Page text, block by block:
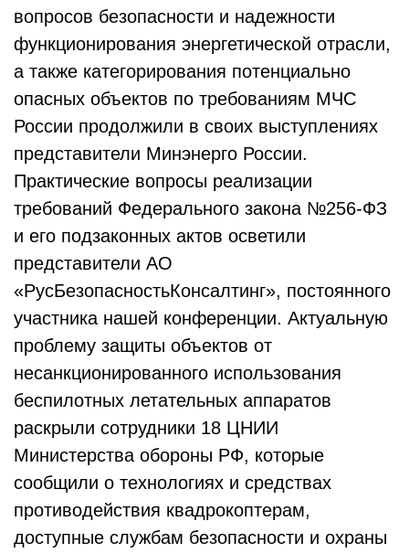
вопросов безопасности и надежности
функционирования энергетической отрасли,
а также категорирования потенциально
опасных объектов по требованиям МЧС
России продолжили в своих выступлениях
представители Минэнерго России.
Практические вопросы реализации
требований Федерального закона №256-ФЗ
и его подзаконных актов осветили
представители АО
«РусБезопасностьКонсалтинг», постоянного
участника нашей конференции. Актуальную
проблему защиты объектов от
несанкционированного использования
беспилотных летательных аппаратов
раскрыли сотрудники 18 ЦНИИ
Министерства обороны РФ, которые
сообщили о технологиях и средствах
противодействия квадрокоптерам,
доступные службам безопасности и охраны